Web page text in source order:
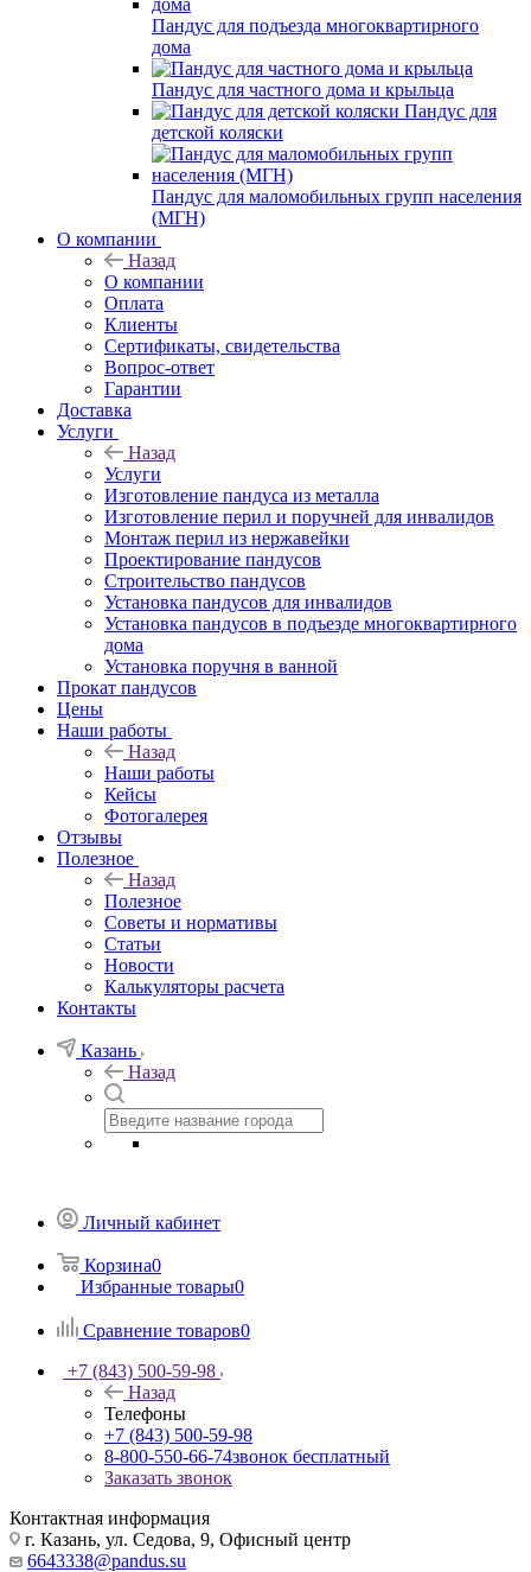
Пандус для подъезда многоквартирного
дома
Пандус для частного дома и крыльца
Пандус для
детской коляски
Пандус для маломобильных групп населения
(МГН)
О компании
Назад
О компании
Оплата
Клиенты
Сертификаты, свидетельства
Вопрос-ответ
Гарантии
Доставка
Услуги
Назад
Услуги
Изготовление пандуса из металла
Изготовление перил и поручней для инвалидов
Монтаж перил из нержавейки
Проектирование пандусов
Строительство пандусов
Установка пандусов для инвалидов
Установка пандусов в подъезде многоквартирного
дома
Установка поручня в ванной
Прокат пандусов
Цены
Наши работы
Назад
Наши работы
Кейсы
Фотогалерея
Отзывы
Полезное
Назад
Полезное
Советы и нормативы
Статьи
Новости
Калькуляторы расчета
Контакты
Казань
Назад
Личный кабинет
Корзина0
Избранные товары0
Сравнение товаров0
+7 (843) 500-59-98
Назад
Телефоны
+7 (843) 500-59-98
8-800-550-66-74звонок бесплатный
Заказать звонок
Контактная информация
г. Казань, ул. Седова, 9, Офисный центр
6643338@pandus.su